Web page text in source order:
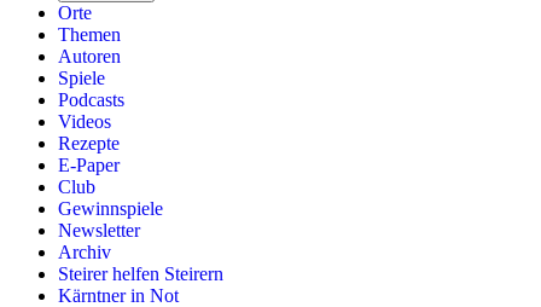
Orte
Themen
Autoren
Spiele
Podcasts
Videos
Rezepte
E-Paper
Club
Gewinnspiele
Newsletter
Archiv
Steirer helfen Steirern
Kärntner in Not